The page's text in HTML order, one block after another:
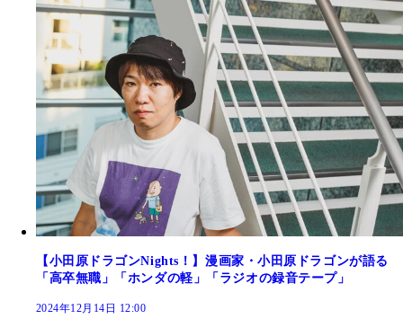
【小田原ドラゴンNights！】漫画家・小田原ドラゴンが語る
「高卒無職」「ホンダの軽」「ラジオの録音テープ」
2024年12月14日 12:00